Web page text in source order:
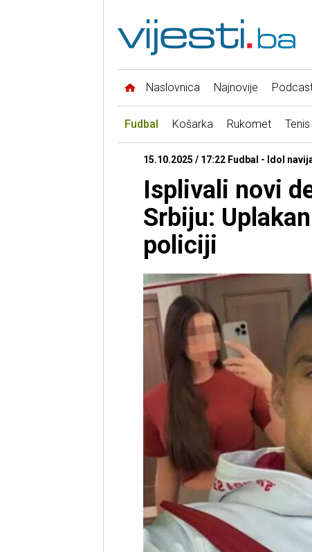
Naslovnica Najnovije
Fudbal Košarka Rukomet Tenis
15.10.2025 / 17:22 Fudbal - Idol
Isplivali novi
Srbiju:
policiji